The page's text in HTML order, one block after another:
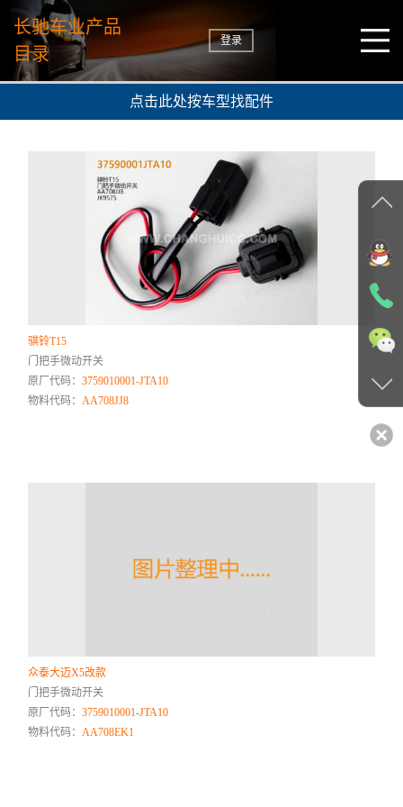
长驰车业产品
目录
登录
点击此处按车型找配件
骐铃T15
门把手微动开关
原厂代码：3759010001-JTA10
物料代码：AA708JJ8
众泰大迈X5改款
门把手微动开关
原厂代码：3759010001-JTA10
物料代码：AA708EK1